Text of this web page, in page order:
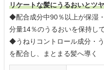
リケートな髪にうるおいとツ
◆配合成分中90％以上が保湿
分量14％のうるおいを保持し
◆うねりコントロール成分・
を配合し、まとまる髪へ導く